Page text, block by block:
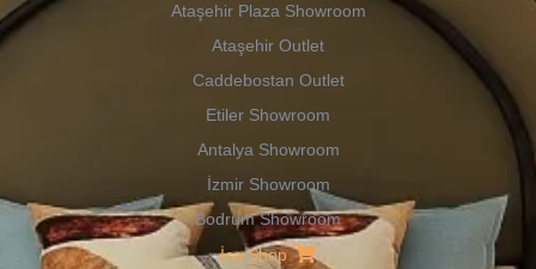
Ataşehir Plaza Showroom
Ataşehir Outlet
Caddebostan Outlet
Etiler Showroom
Antalya Showroom
İzmir Showroom
Bodrum Showroom
İca Shop